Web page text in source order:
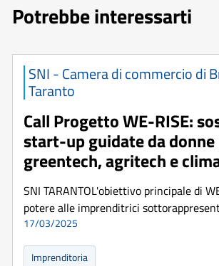
Potrebbe interessarti
SNI - Camera di commercio di
Taranto
Call Progetto WE-RISE:
start-up guidate da
greentech, agritech e
SNI TARANTOL'obiettivo principale di
potere alle imprenditrici
17/03/2025
Imprenditoria